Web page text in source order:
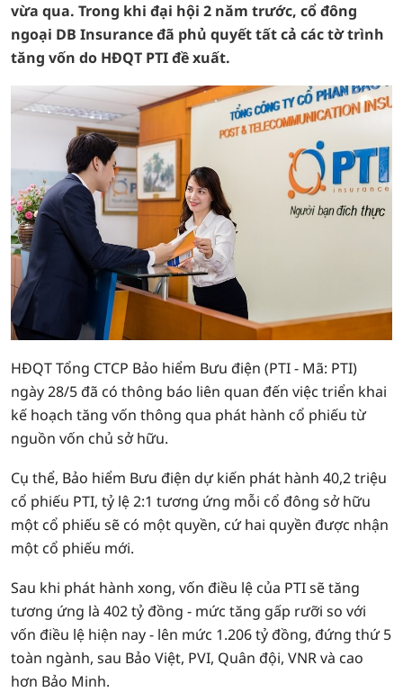
vừa qua. Trong khi đại hội 2 năm trước, cổ đông
ngoại DB Insurance đã phủ quyết tất cả các tờ trình
tăng vốn do HĐQT PTI đề xuất.
HĐQT Tổng CTCP Bảo hiểm Bưu điện (PTI - Mã: PTI)
ngày 28/5 đã có thông báo liên quan đến việc triển khai
kế hoạch tăng vốn thông qua phát hành cổ phiếu từ
nguồn vốn chủ sở hữu.
Cụ thể, Bảo hiểm Bưu điện dự kiến phát hành 40,2 triệu
cổ phiếu PTI, tỷ lệ 2:1 tương ứng mỗi cổ đông sở hữu
một cổ phiếu sẽ có một quyền, cứ hai quyền được nhận
một cổ phiếu mới.
Sau khi phát hành xong, vốn điều lệ của PTI sẽ tăng
tương ứng là 402 tỷ đồng - mức tăng gấp rưỡi so với
vốn điều lệ hiện nay - lên mức 1.206 tỷ đồng, đứng thứ 5
toàn ngành, sau Bảo Việt, PVI, Quân đội, VNR và cao
hơn Bảo Minh.